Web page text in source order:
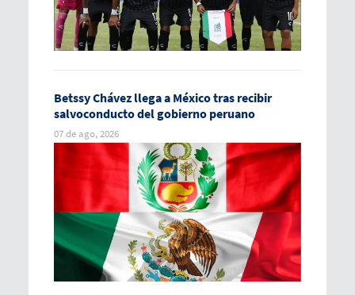
Betssy Chávez llega a México tras recibir
salvoconducto del gobierno peruano
07 de ago, 2026